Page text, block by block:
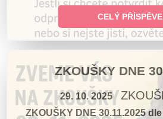
CELÝ
ZKOUŠKY DNE
29. 10. 2025
ZKOUŠKY DNE 30.11.2025